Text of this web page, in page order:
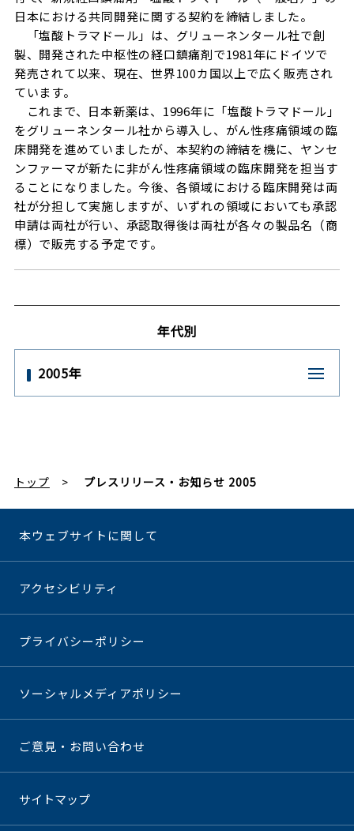
日本における共同開発に関する契約を締結しました。
「塩酸トラマドール」は、グリューネンタール社で創
製、開発された中枢性の経口鎮痛剤で1981年にドイツで
発売されて以来、現在、世界100カ国以上で広く販売され
ています。
これまで、日本新薬は、1996年に「塩酸トラマドール」
をグリューネンタール社から導入し、がん性疼痛領域の臨
床開発を進めていましたが、本契約の締結を機に、ヤンセ
ンファーマが新たに非がん性疼痛領域の臨床開発を担当す
ることになりました。今後、各領域における臨床開発は両
社が分担して実施しますが、いずれの領域においても承認
申請は両社が行い、承認取得後は両社が各々の製品名（商
標）で販売する予定です。
年代別
2005年
トップ プレスリリース・お知らせ 2005
本ウェブサイトに関して
アクセシビリティ
プライバシーポリシー
ソーシャルメディアポリシー
ご意見・お問い合わせ
サイトマップ